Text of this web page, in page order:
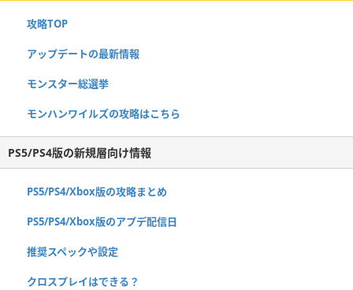
攻略TOP
アップデートの最新情報
モンスター総選挙
モンハンワイルズの攻略はこちら
PS5/PS4版の新規層向け情報
PS5/PS4/Xbox版の攻略まとめ
PS5/PS4/Xbox版のアプデ配信日
推奨スペックや設定
クロスプレイはできる？